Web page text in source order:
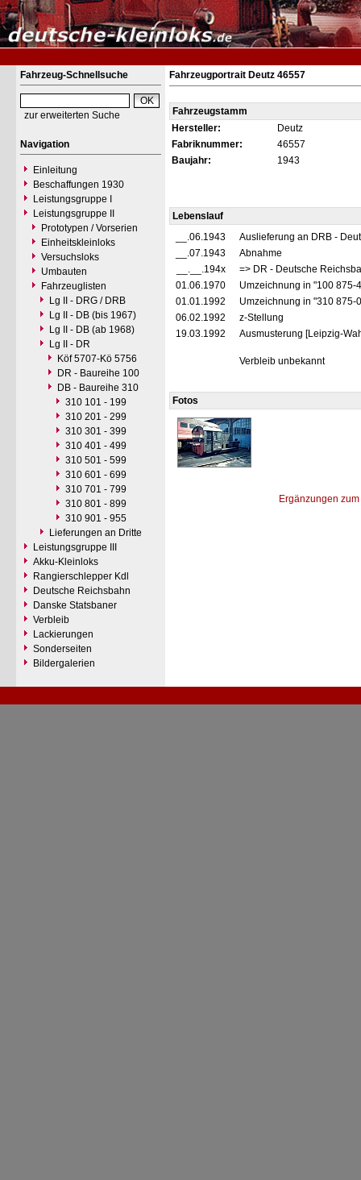
Fahrzeug-Schnellsuche
zur erweiterten Suche
Navigation
Einleitung
Beschaffungen 1930
Leistungsgruppe I
Leistungsgruppe II
Prototypen / Vorserien
Einheitskleinloks
Versuchsloks
Umbauten
Fahrzeuglisten
Lg II - DRG / DRB
Lg II - DB (bis 1967)
Lg II - DB (ab 1968)
Lg II - DR
Köf 5707-Kö 5756
DR - Baureihe 100
DB - Baureihe 310
310 101 - 199
310 201 - 299
310 301 - 399
310 401 - 499
310 501 - 599
310 601 - 699
310 701 - 799
310 801 - 899
310 901 - 955
Lieferungen an Dritte
Leistungsgruppe III
Akku-Kleinloks
Rangierschlepper Kdl
Deutsche Reichsbahn
Danske Statsbaner
Verbleib
Lackierungen
Sonderseiten
Bildergalerien
Fahrzeugportrait Deutz 46557
Fahrzeugstamm
Hersteller:
Deutz
Fabriknummer:
46557
Baujahr:
1943
Lebenslauf
__.06.1943
Auslieferung an DRB -
__.07.1943
Abnahme
__.__.194x
=> DR - Deutsche
01.06.1970
Umzeichnung in "100 875-
01.01.1992
Umzeichnung in "310 875-
06.02.1992
z-Stellung
19.03.1992
Ausmusterung [Leipzig-
Verbleib unbekannt
Fotos
Ergänzungen